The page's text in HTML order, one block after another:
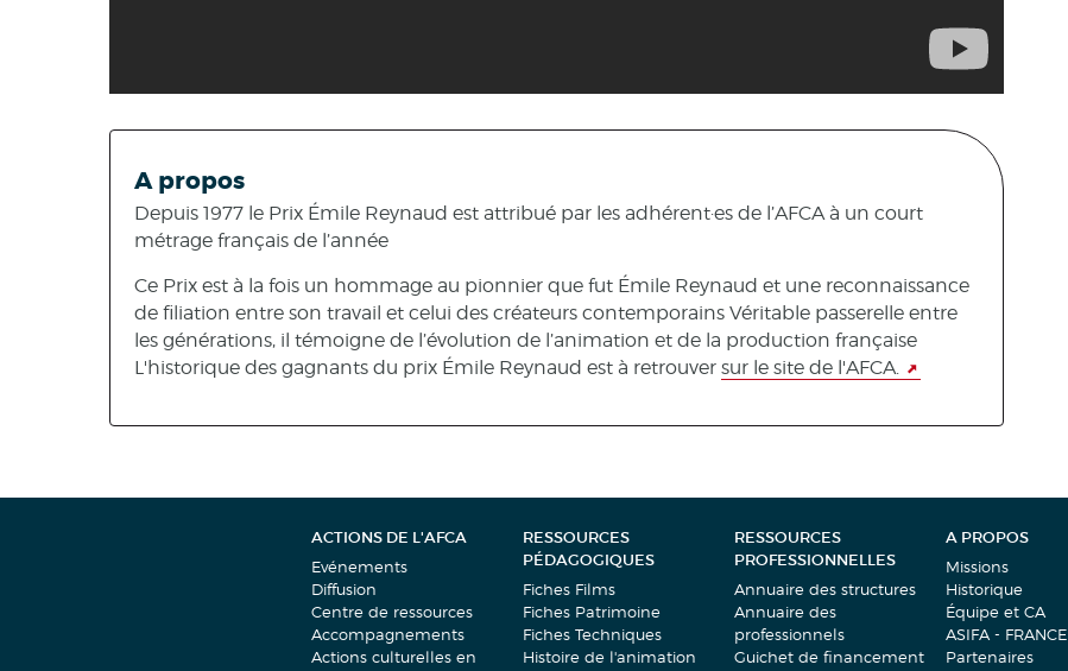
A propos
Depuis 1977 le Prix Émile Reynaud est attribué par les adhérent·es de l’AFCA à un court
métrage français de l’année
Ce Prix est à la fois un hommage au pionnier que fut Émile Reynaud et une reconnaissance
de filiation entre son travail et celui des créateurs contemporains Véritable passerelle entre
les générations, il témoigne de l’évolution de l’animation et de la production française
L'historique des gagnants du prix Émile Reynaud est à retrouver sur le site de l'AFCA.
ACTIONS DE L'AFCA
Evénements
Diffusion
Centre de ressources
Accompagnements
Actions culturelles en
RESSOURCES
PÉDAGOGIQUES
Fiches Films
Fiches Patrimoine
Fiches Techniques
Histoire de l'animation
RESSOURCES
PROFESSIONNELLES
Annuaire des structures
Annuaire des
professionnels
Guichet de financement
A PROPOS
Missions
Historique
Équipe et CA
ASIFA - FRANCE
Partenaires